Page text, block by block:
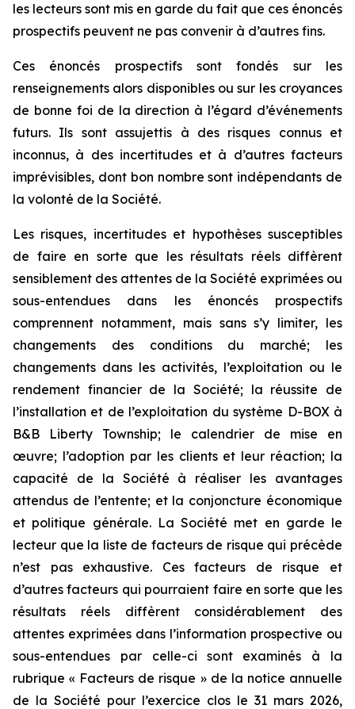
les lecteurs sont mis en garde du fait que ces énoncés
prospectifs peuvent ne pas convenir à d’autres fins.
Ces énoncés prospectifs sont fondés sur les
renseignements alors disponibles ou sur les croyances
de bonne foi de la direction à l’égard d’événements
futurs. Ils sont assujettis à des risques connus et
inconnus, à des incertitudes et à d’autres facteurs
imprévisibles, dont bon nombre sont indépendants de
la volonté de la Société.
Les risques, incertitudes et hypothèses susceptibles
de faire en sorte que les résultats réels diffèrent
sensiblement des attentes de la Société exprimées ou
sous-entendues dans les énoncés prospectifs
comprennent notamment, mais sans s’y limiter, les
changements des conditions du marché; les
changements dans les activités, l’exploitation ou le
rendement financier de la Société; la réussite de
l’installation et de l’exploitation du système D-BOX à
B&B Liberty Township; le calendrier de mise en
œuvre; l’adoption par les clients et leur réaction; la
capacité de la Société à réaliser les avantages
attendus de l’entente; et la conjoncture économique
et politique générale. La Société met en garde le
lecteur que la liste de facteurs de risque qui précède
n’est pas exhaustive. Ces facteurs de risque et
d’autres facteurs qui pourraient faire en sorte que les
résultats réels diffèrent considérablement des
attentes exprimées dans l’information prospective ou
sous-entendues par celle-ci sont examinés à la
rubrique « Facteurs de risque » de la notice annuelle
de la Société pour l’exercice clos le 31 mars 2026,